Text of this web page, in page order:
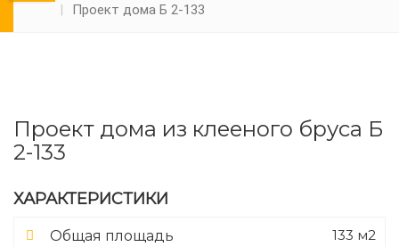
Проект дома Б 2-133
Проект дома из клееного бруса Б
2-133
ХАРАКТЕРИСТИКИ
Общая площадь 133 м2